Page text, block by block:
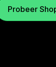
Probeer